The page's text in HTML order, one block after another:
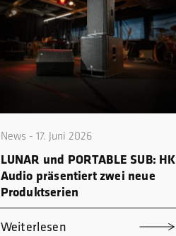
News - 17. Juni 2026
LUNAR und PORTABLE SUB: HK
Audio präsentiert zwei neue
Produktserien
Weiterlesen